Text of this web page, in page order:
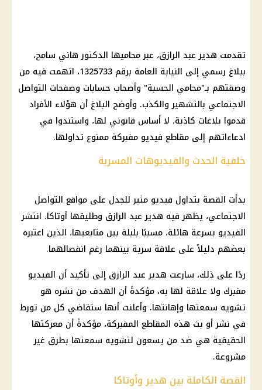
تقدمت هدير عبد الرازق، عبر محاميها الدكتور هاني سامح،
ببلاغ رسمي إلى النيابة العامة برقم 1325733، اتهمت فيه من
وصفتهم بـ"محامي الحسبة" وأصحاب حسابات وصفحات التواصل
الاجتماعي بالتشهير والكذب. وأوضح البلاغ أن هؤلاء الأفراد
قدموا بلاغات كاذبة، لا أساس قانوني لها، واستندوا في
ادعاءاتهم إلى مقاطع فيديو مفبركة ممنوع تداولها.
خلفية الحدث والفيديوهات المسربة
بدأت القصة بتداول فيديو مثير للجدل على مواقع التواصل
الاجتماعي، يظهر فيه هدير عبد الرازق وطليقها أوتاكا. انتشر
الفيديو بسرعة هائلة، مسببًا بلبلة بين متابعيها، الذين اعتبره
بعضهم دليلاً على علاقة سرية بينهما رغم انفصالهما.
ردًا على ذلك، سارعت هدير عبد الرازق إلى تأكيد أن الفيديو
مفبرك ولا علاقة لها به، مؤكدةً أن الهدف من نشره هو
تشويه سمعتها وإهانتها. وأعلنت أنها ستقاضي كل من تورط
في نشر أو بث هذه المقاطع المفبركة، مؤكدةً أن معركتها
الحقيقية هي ضد من يسعون لتشويه سمعتها بطرق غير
مشروعة.
القصة الكاملة بين هدير وأوتاكا